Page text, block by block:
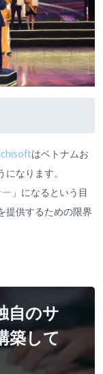
はベトナムお
なります。
」になるという目
提供するための限界
自のサ
築して